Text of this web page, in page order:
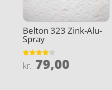
Belton 323 Zink-Alu-
Spray
Vurderet
4.2
kr. 79,00